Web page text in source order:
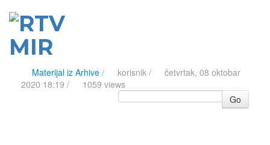
Materijal iz Arhive / korisnik /
četvrtak, 08 oktobar
2020 18:19 /
1059 views
Go